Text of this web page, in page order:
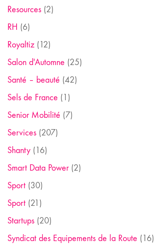
Resources (2)
RH (6)
Royaltiz (12)
Salon d'Automne (25)
Santé – beauté (42)
Sels de France (1)
Senior Mobilité (7)
Services (207)
Shanty (16)
Smart Data Power(2)
Sport (30)
Sport (21)
Startups (20)
Syndicat des Equipements de la Route (16)